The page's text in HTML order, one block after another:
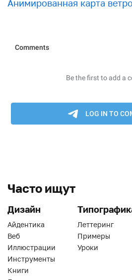
Анимированная карта
Часто ищут
Дизайн
Айдентика
Веб
Иллюстрации
Инструменты
Книги
Леттеринг
Примеры
Уроки